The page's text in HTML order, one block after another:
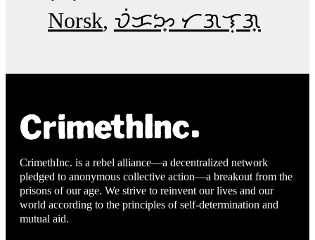
Norsk ᜏᜒᜃᜅ᜔ ᜆᜄᜎᜓᜄ᜔
CrimethInc. is a rebel alliance—a decentralized network
pledged to anonymous collective action—a breakout from the
prisons of our age. We strive to reinvent our lives and our
world according to the principles of self-determination and
mutual aid.